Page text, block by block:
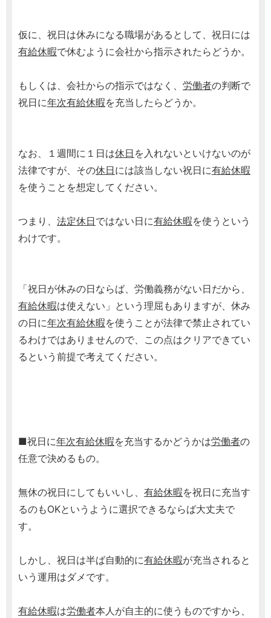
仮に、祝日は休みになる職場があるとして、祝日には
有給休暇で休むように会社から指示されたらどうか。
もしくは、会社からの指示ではなく、 労働者の判断で
祝日に年次有給休暇を充当したらどうか。
なお、１週間に１日は休日 を入れないといけないのが
法律ですが、その休日には該当しない祝日に有給休暇
を使うことを想定してください。
つまり、 法定休日ではない日に有給休暇を使うという
わけです。
「祝日が休みの日ならば、労働義務がない日だから、
有給休暇は使えない」という理屈もありますが、休み
の日に年次有給休暇を使うことが法律で禁止されてい
るわけではありませんので、この点はクリアできてい
るという前提で考えてください。
■祝日に年次有給休暇を充当するかどうかは労働者の
任意で決めるもの。
無休の祝日にしてもいいし、 有給休暇を祝日に充当す
るのもOKというように選択できるならば大丈夫で
す。
しかし、祝日は半ば自動的に有給休暇が充当されると
いう運用はダメです。
有給休暇は労働者本人が自主的に使うものですから、